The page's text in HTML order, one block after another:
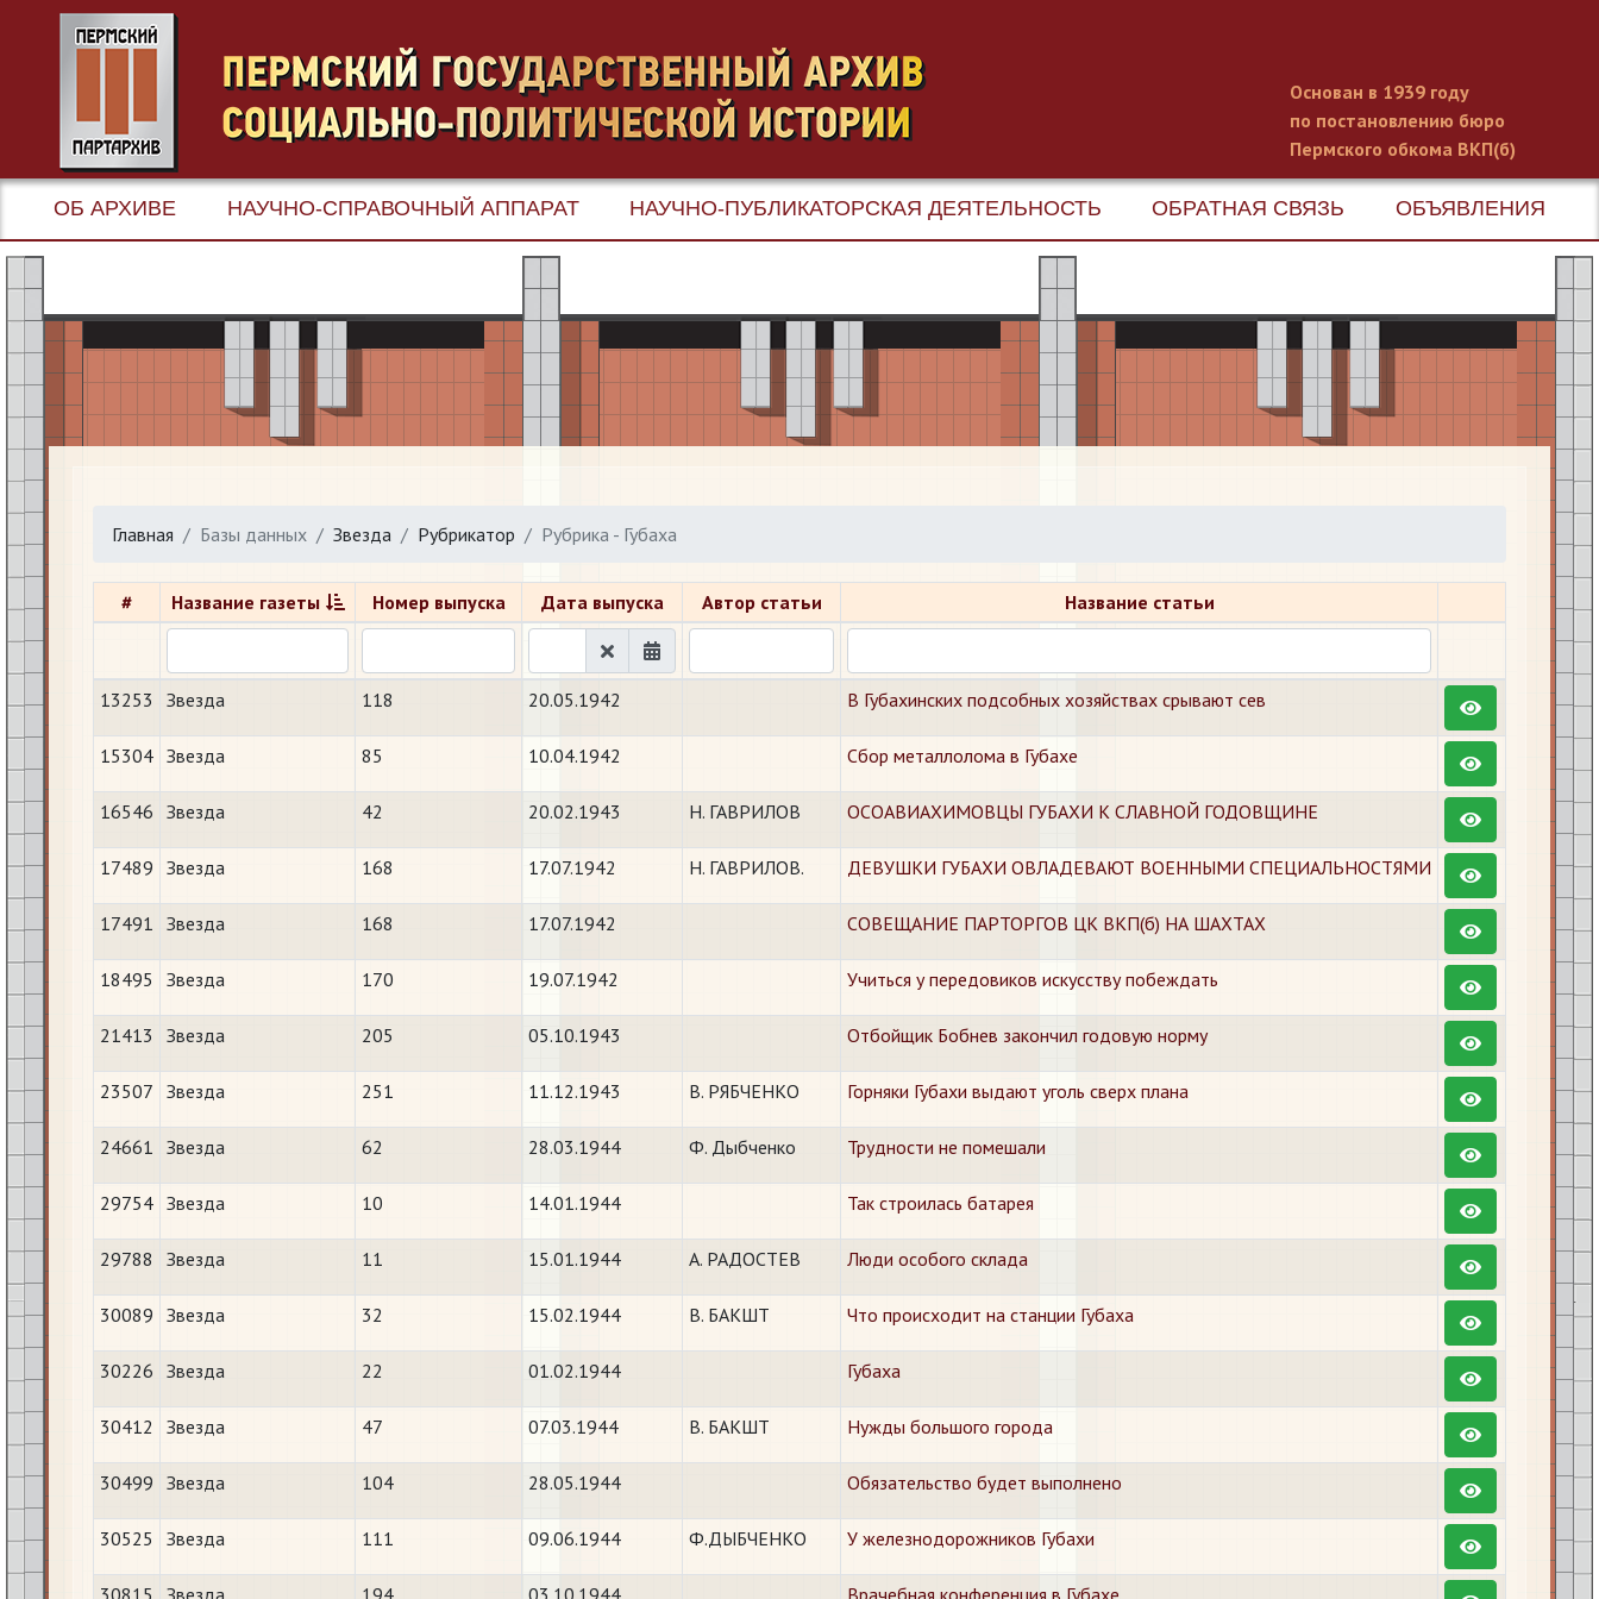
Основан в 1939 году
по постановлению бюро
Пермского обкома ВКП(б)
ОБ АРХИВЕ НАУЧНО-СПРАВОЧНЫЙ АППАРАТ НАУЧНО-ПУБЛИКАТОРСКАЯ ДЕЯТЕЛЬНОСТЬ ОБРАТНАЯ СВЯЗЬ ОБЪЯВЛЕНИЯ
Главная Базы данных Звезда Рубрикатор Рубрика - Губаха
# Название газеты Номер выпуска Дата выпуска Автор статьи Название статьи
13253 Звезда 118 20.05.1942 В Губахинских подсобных хозяйствах срывают сев
15304 Звезда 85 10.04.1942 Сбор металлолома в Губахе
16546 Звезда 42 20.02.1943 Н. ГАВРИЛОВ ОСОАВИАХИМОВЦЫ ГУБАХИ К СЛАВНОЙ ГОДОВЩИНЕ
17489 Звезда 168 17.07.1942 Н. ГАВРИЛОВ. ДЕВУШКИ ГУБАХИ ОВЛАДЕВАЮТ ВОЕННЫМИ СПЕЦИАЛЬНОСТЯМИ
17491 Звезда 168 17.07.1942 СОВЕЩАНИЕ ПАРТОРГОВ ЦК ВКП(б) НА ШАХТАХ
18495 Звезда 170 19.07.1942 Учиться у передовиков искусству побеждать
21413 Звезда 205 05.10.1943 ​Отбойщик Бобнев закончил годовую норму
23507 Звезда 251 11.12.1943 В. РЯБЧЕНКО Горняки Губахи выдают уголь сверх плана
24661 Звезда 62 28.03.1944 Ф. Дыбченко Трудности не помешали
29754 Звезда 10 14.01.1944 ​Так строилась батарея
29788 Звезда 11 15.01.1944 А. РАДОСТЕВ ​Люди особого склада
30089 Звезда 32 15.02.1944 В. БАКШТ ​Что происходит на станции Губаха
30226 Звезда 22 01.02.1944 ​Губаха
30412 Звезда 47 07.03.1944 В. БАКШТ ​Нужды большого города
30499 Звезда 104 28.05.1944 ​Обязательство будет выполнено
30525 Звезда 111 09.06.1944 Ф.ДЫБЧЕНКО ​У железнодорожников Губахи
30815 Звезда 194 03.10.1944 ​Врачебная конференция в Губахе